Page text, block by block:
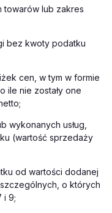
towarów lub zakres
bez kwoty podatku
cen, w tym w formie
ile nie zostały one
wykonanych usług,
(wartość sprzedaży
od wartości dodanej
o których
i 9;